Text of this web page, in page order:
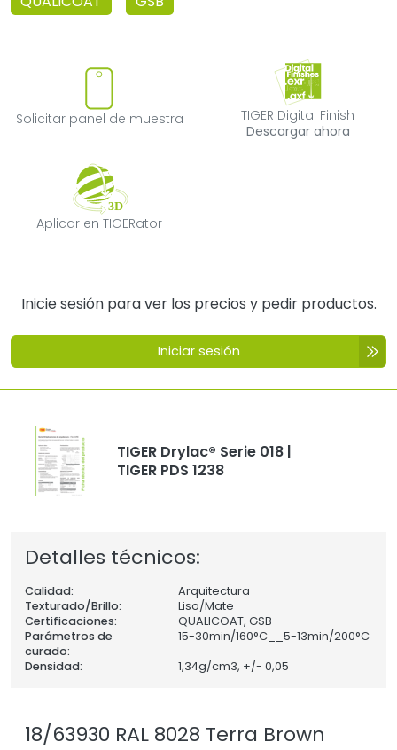
Solicitar panel de muestra
Solicitar panel de muestra
TIGER Digital
TIGER Digital Finish
Descargar ahora
Aplicar en TIGERator
Aplicar en TIGERator
Inicie sesión para ver los precios y pedir productos.
Iniciar sesión
TIGER Drylac® Serie 018 |
TIGER PDS 1238
Detalles técnicos:
Calidad:
Arquitectura
Texturado/Brillo:
Liso/Mate
Certificaciones:
QUALICOAT, GSB
Parámetros de
curado:
15-30min/160°C__5-13min/200°C
Densidad:
1,34g/cm3, +/- 0,05
18/63930 RAL 8028 Terra Brown